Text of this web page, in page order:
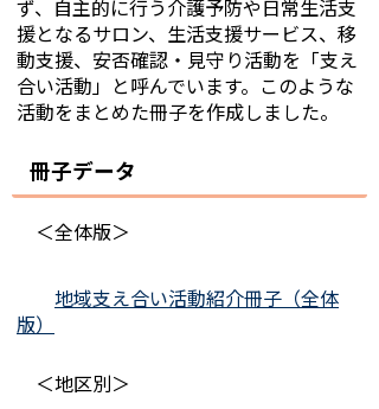
ず、自主的に行う介護予防や日常生活支
援となるサロン、生活支援サービス、移
動支援、安否確認・見守り活動を「支え
合い活動」と呼んでいます。このような
活動をまとめた冊子を作成しました。
冊子データ
＜全体版＞
地域支え合い活動紹介冊子（全体
版）
＜地区別＞